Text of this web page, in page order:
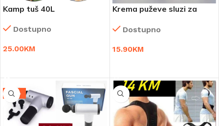
Kamp tuš 40L
Dostupno
25.00KM
Krema puževe sluzi za
gratis)
Dostupno
15.90KM
-16%